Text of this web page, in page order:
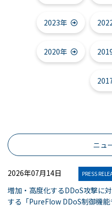
2023年
2020年
ニュ
2026年07月14日 PRESS
増加・高度化するDDoS攻撃に
する「PureFlow DDoS制御機